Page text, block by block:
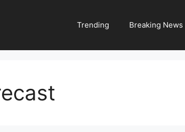
Trending Breaking News